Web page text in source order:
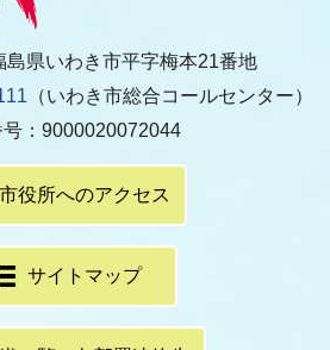
県いわき市平字梅本21番地
（いわき市総合コールセンター）
：9000020072044
市役所へのアクセス
サイトマップ